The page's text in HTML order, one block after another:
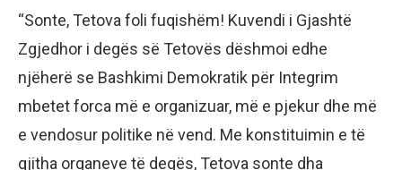
“Sonte, Tetova foli fuqishëm! Kuvendi i Gjashtë
Zgjedhor i degës së Tetovës dëshmoi edhe
njëherë se Bashkimi Demokratik për Integrim
mbetet forca më e organizuar, më e pjekur dhe më
e vendosur politike në vend. Me konstituimin e të
gjitha organeve të degës, Tetova sonte dha